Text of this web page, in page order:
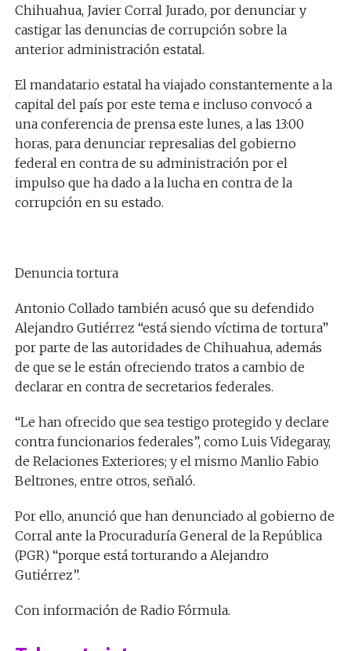
Chihuahua, Javier Corral Jurado, por denunciar y
castigar las denuncias de corrupción sobre la
anterior administración estatal.
El mandatario estatal ha viajado constantemente a la
capital del país por este tema e incluso convocó a
una conferencia de prensa este lunes, a las 13:00
horas, para denunciar represalias del gobierno
federal en contra de su administración por el
impulso que ha dado a la lucha en contra de la
corrupción en su estado.
Denuncia tortura
Antonio Collado también acusó que su defendido
Alejandro Gutiérrez “está siendo víctima de tortura”
por parte de las autoridades de Chihuahua, además
de que se le están ofreciendo tratos a cambio de
declarar en contra de secretarios federales.
“Le han ofrecido que sea testigo protegido y declare
contra funcionarios federales”, como Luis Videgaray,
de Relaciones Exteriores; y el mismo Manlio Fabio
Beltrones, entre otros, señaló.
Por ello, anunció que han denunciado al gobierno de
Corral ante la Procuraduría General de la República
(PGR) “porque está torturando a Alejandro
Gutiérrez”.
Con información de Radio Fórmula.